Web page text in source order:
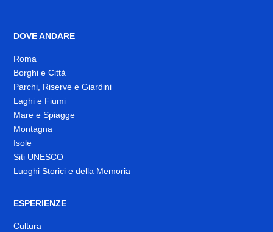
DOVE ANDARE
Roma
Borghi e Città
Parchi, Riserve e Giardini
Laghi e Fiumi
Mare e Spiagge
Montagna
Isole
Siti UNESCO
Luoghi Storici e della Memoria
ESPERIENZE
Cultura